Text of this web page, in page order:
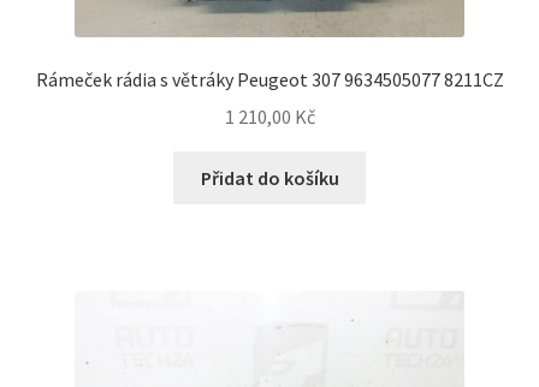
Reklamační formulář
Rámeček rádia s větráky Peugeot 307 9634505077 8211CZ
1 210,00 Kč
Přidat do košíku